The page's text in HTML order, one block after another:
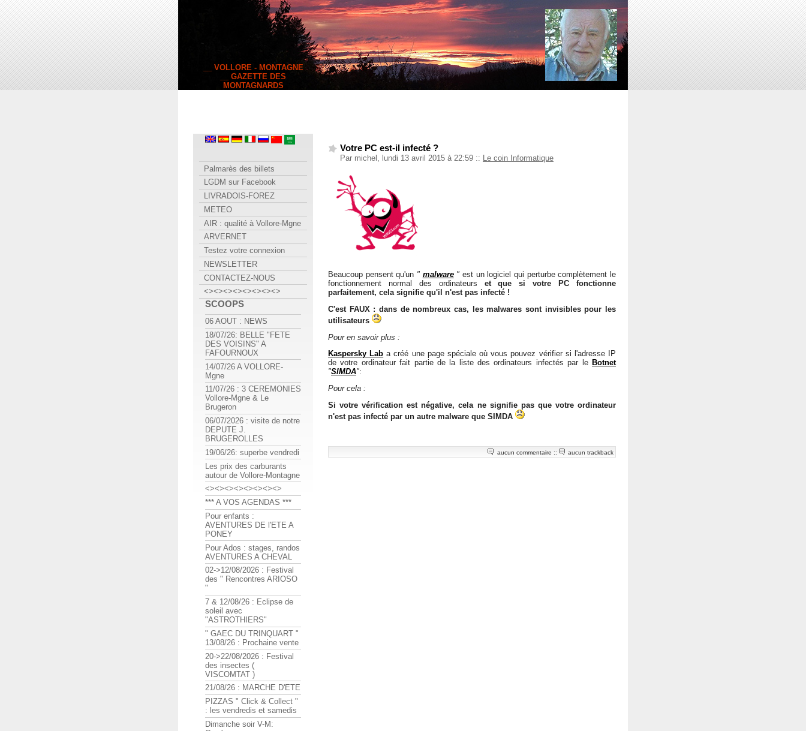
__ VOLLORE - MONTAGNE
__ GAZETTE DES
MONTAGNARDS
Votre PC est-il infecté ?
Par michel, lundi 13 avril 2015 à 22:59 :: Le coin Informatique
Beaucoup pensent qu'un " malware" est un logiciel qui perturbe complètement le
fonctionnement normal des ordinateurs et que si votre PC fonctionne
parfaitement, cela signifie qu'il n'est pas infecté !
C'est FAUX : dans de nombreux cas, les malwares sont invisibles pour les
utilisateurs
Pour en savoir plus :
Kaspersky Lab a créé une page spéciale où vous pouvez vérifier si l'adresse IP
de votre ordinateur fait partie de la liste des ordinateurs infectés par le Botnet
"SIMDA":
Pour cela :
Si votre vérification est négative, cela ne signifie pas que votre ordinateur
n'est pas infecté par un autre malware que SIMDA
aucun commentaire :: aucun trackback
Palmarès des billets
LGDM sur Facebook
LIVRADOIS-FOREZ
METEO
AIR : qualité à Vollore-Mgne
ARVERNET
Testez votre connexion
NEWSLETTER
CONTACTEZ-NOUS
<><><><><><><><>
SCOOPS
06 AOUT : NEWS
18/07/26: BELLE "FETE
DES VOISINS" A
FAFOURNOUX
14/07/26 A VOLLORE-
Mgne
11/07/26 : 3 CEREMONIES
Vollore-Mgne & Le
Brugeron
06/07/2026 : visite de notre
DEPUTE J.
BRUGEROLLES
19/06/26: superbe vendredi
Les prix des carburants
autour de Vollore-Montagne
<><><><><><><><>
*** A VOS AGENDAS ***
Pour enfants :
AVENTURES DE l'ETE A
PONEY
Pour Ados : stages, randos
AVENTURES A CHEVAL
02->12/08/2026 : Festival
des " Rencontres ARIOSO
"
7 & 12/08/26 : Eclipse de
soleil avec
"ASTROTHIERS"
" GAEC DU TRINQUART "
13/08/26 : Prochaine vente
20->22/08/2026 : Festival
des insectes (
VISCOMTAT )
21/08/26 : MARCHE D'ETE
PIZZAS " Click & Collect "
: les vendredis et samedis
Dimanche soir V-M: